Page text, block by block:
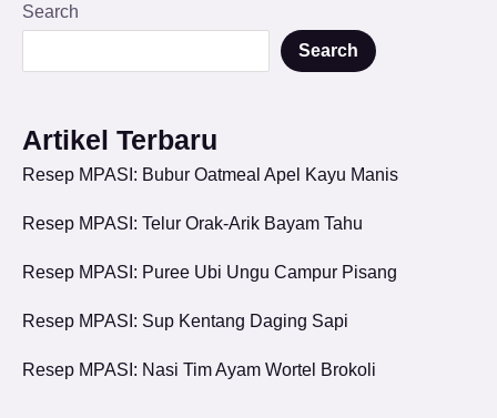
Search
Search
Artikel Terbaru
Resep MPASI: Bubur Oatmeal Apel Kayu Manis
Resep MPASI: Telur Orak-Arik Bayam Tahu
Resep MPASI: Puree Ubi Ungu Campur Pisang
Resep MPASI: Sup Kentang Daging Sapi
Resep MPASI: Nasi Tim Ayam Wortel Brokoli